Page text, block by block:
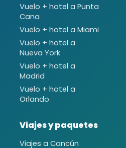
Vuelo + hotel a Punta
Cana
Vuelo + hotel a Miami
Vuelo + hotel a
Nueva York
Vuelo + hotel a
Madrid
Vuelo + hotel a
Orlando
Viajes y paquetes
Viajes a Cancún